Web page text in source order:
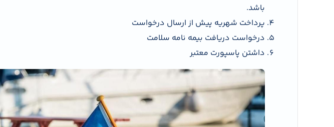
باشد.
پرداخت شهریه پیش از ارسال درخواست
درخواست دریافت بیمه نامه سلامت
داشتن پاسپورت معتبر